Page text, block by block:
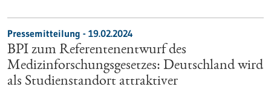
Pressemitteilung - 19.02.2024
BPI zum Referentenentwurf des
Medizinforschungsgesetzes: Deutschland wird
als Studienstandort attraktiver